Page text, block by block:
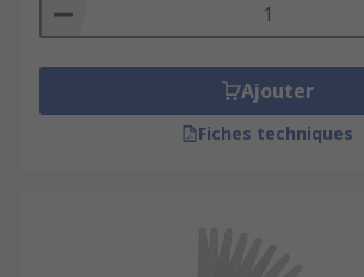
Ajouter
Fiches techniques